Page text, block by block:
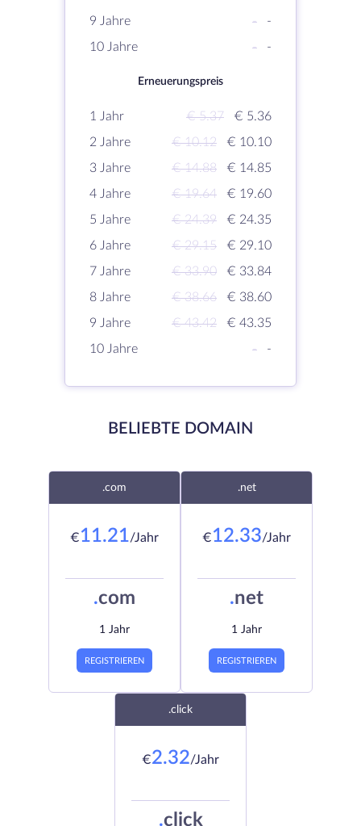
9 Jahre
-
-
10 Jahre
- -
Erneuerungspreis
1 Jahr € 5.37
€ 5.36
2 Jahre
€ 10.12
€ 10.10
3 Jahre
€ 14.88
€ 14.85
4 Jahre
€ 19.64
€ 19.60
5 Jahre
€ 24.39
€ 24.35
6 Jahre
€ 29.15
€ 29.10
7 Jahre
€ 33.90
€ 33.84
8 Jahre
€ 38.66
€ 38.60
9 Jahre
€ 43.42
€ 43.35
10 Jahre
- -
BELIEBTE DOMAIN
.com
€11.21/Jahr
.com
1 Jahr
REGISTRIEREN
.net
€12.33/Jahr
.net
1 Jahr
REGISTRIEREN
.click
€2.32/Jahr
.click